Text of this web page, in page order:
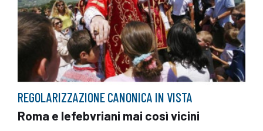
REGOLARIZZAZIONE CANONICA IN VISTA
Roma e lefebvriani mai così vicini